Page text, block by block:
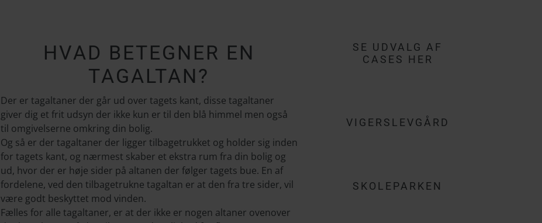
HVAD BETEGNER EN
TAGALTAN?
Der er tagaltaner der går ud over tagets kant, disse tagaltaner
giver dig et frit udsyn der ikke kun er til den blå himmel men også
til omgivelserne omkring din bolig.
Og så er der tagaltaner der ligger tilbagetrukket og holder sig inden
for tagets kant, og nærmest skaber et ekstra rum fra din bolig og
ud, hvor der er høje sider på altanen der følger tagets bue. En af
fordelene, ved den tilbagetrukne tagaltan er at den fra tre sider, vil
være godt beskyttet mod vinden.
Fælles for alle tagaltaner, er at der ikke er nogen altaner ovenover
SE UDVALG AF
CASES HER
VIGERSLEVGÅRD
SKOLEPARKEN